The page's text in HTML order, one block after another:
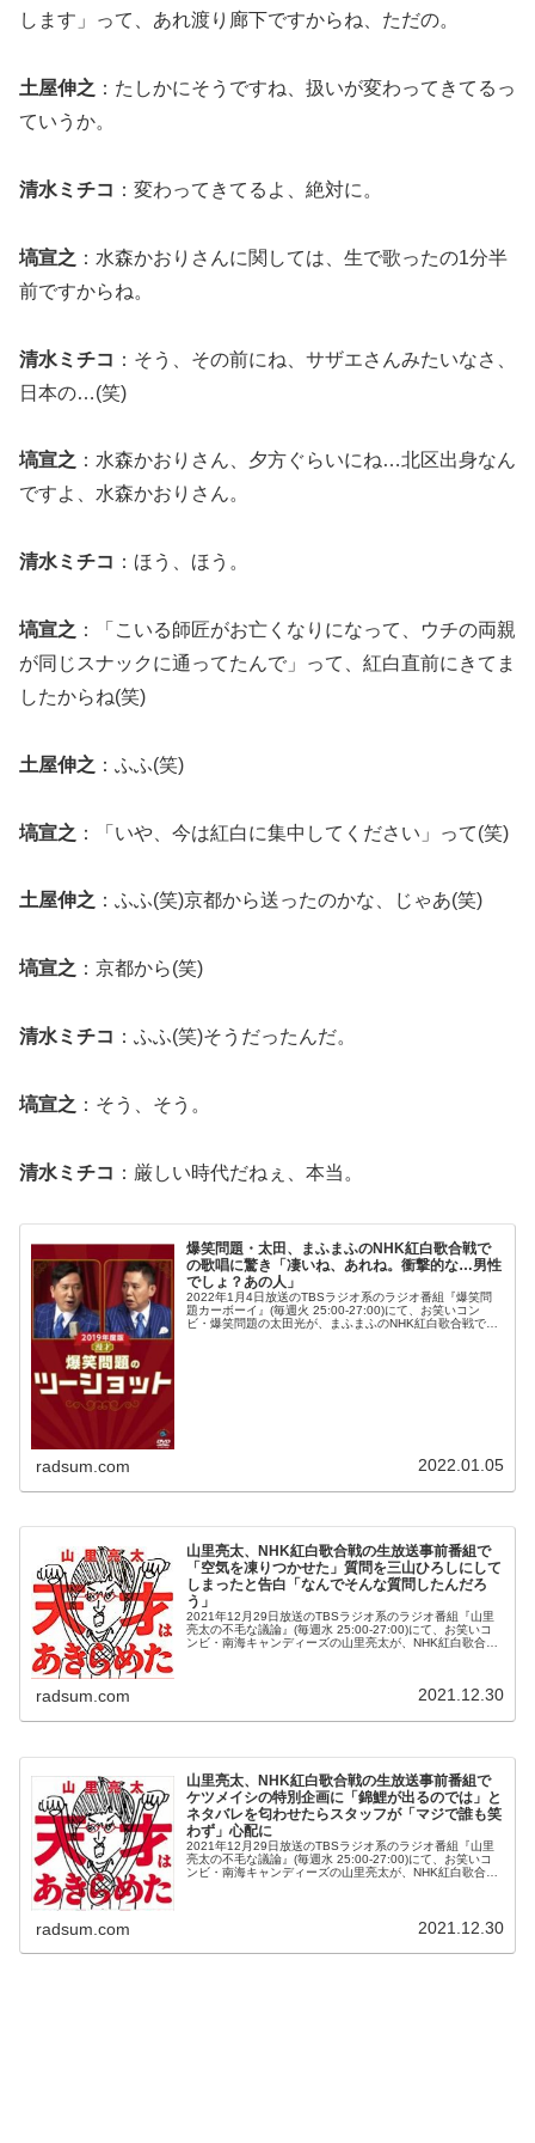
します」って、あれ渡り廊下ですからね、ただの。
土屋伸之 ：たしかにそうですね、扱いが変わってきてるっ
ていうか。
清水ミチコ ：変わってきてるよ、絶対に。
塙宣之 ：水森かおりさんに関しては、生で歌ったの1分半
前ですからね。
清水ミチコ ：そう、その前にね、サザエさんみたいなさ、
日本の…(笑)
塙宣之 ：水森かおりさん、夕方ぐらいにね…北区出身なん
ですよ、水森かおりさん。
清水ミチコ ：ほう、ほう。
塙宣之 ：「こいる師匠がお亡くなりになって、ウチの両親
が同じスナックに通ってたんで」って、紅白直前にきてま
したからね(笑)
土屋伸之 ：ふふ(笑)
塙宣之 ：「いや、今は紅白に集中してください」って(笑)
土屋伸之 ：ふふ(笑)京都から送ったのかな、じゃあ(笑)
塙宣之 ：京都から(笑)
清水ミチコ ：ふふ(笑)そうだったんだ。
塙宣之 ：そう、そう。
清水ミチコ ：厳しい時代だねぇ、本当。
爆笑問題・太田、まふまふのNHK紅白歌合戦で
の歌唱に驚き「凄いね、あれね。衝撃的な…男性
でしょ？あの人」
2022年1月4日放送のTBSラジオ系のラジオ番組『爆笑問
題カーボーイ』(毎週火 25:00-27:00)にて、お笑いコン
ビ・爆笑問題の太田光が、まふまふのNHK紅白歌合戦での
radsum.com 2022.01.05
山里亮太、NHK紅白歌合戦の生放送事前番組で
「空気を凍りつかせた」質問を三山ひろしにして
しまったと告白「なんでそんな質問したんだろ
う」
2021年12月29日放送のTBSラジオ系のラジオ番組『山里
亮太の不毛な議論』(毎週水 25:00-27:00)にて、お笑いコ
ンビ・南海キャンディーズの山里亮太が、NHK紅白歌合戦
radsum.com 2021.12.30
山里亮太、NHK紅白歌合戦の生放送事前番組で
ケツメイシの特別企画に「錦鯉が出るのでは」と
ネタバレを匂わせたらスタッフが「マジで誰も笑
わず」心配に
2021年12月29日放送のTBSラジオ系のラジオ番組『山里
亮太の不毛な議論』(毎週水 25:00-27:00)にて、お笑いコ
ンビ・南海キャンディーズの山里亮太が、NHK紅白歌合戦
radsum.com 2021.12.30